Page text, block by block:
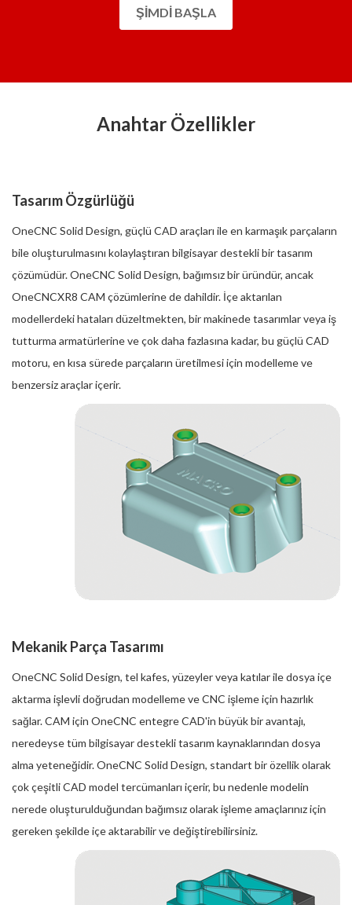
ŞIMDI BAŞLA
Anahtar Özellikler
Tasarım Özgürlüğü
OneCNC Solid Design, güçlü CAD araçları ile en karmaşık parçaların
bile oluşturulmasını kolaylaştıran bilgisayar destekli bir tasarım
çözümüdür. OneCNC Solid Design, bağımsız bir üründür, ancak
OneCNCXR8 CAM çözümlerine de dahildir. İçe aktarılan
modellerdeki hataları düzeltmekten, bir makinede tasarımlar veya iş
tutturma armatürlerine ve çok daha fazlasına kadar, bu güçlü CAD
motoru, en kısa sürede parçaların üretilmesi için modelleme ve
benzersiz araçlar içerir.
Mekanik Parça Tasarımı
OneCNC Solid Design, tel kafes, yüzeyler veya katılar ile dosya içe
aktarma işlevli doğrudan modelleme ve CNC işleme için hazırlık
sağlar. CAM için OneCNC entegre CAD'in büyük bir avantajı,
neredeyse tüm bilgisayar destekli tasarım kaynaklarından dosya
alma yeteneğidir. OneCNC Solid Design, standart bir özellik olarak
çok çeşitli CAD model tercümanları içerir, bu nedenle modelin
nerede oluşturulduğundan bağımsız olarak işleme amaçlarınız için
gereken şekilde içe aktarabilir ve değiştirebilirsiniz.